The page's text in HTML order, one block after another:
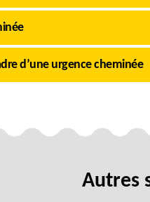
d’une urgence cheminée
Autres